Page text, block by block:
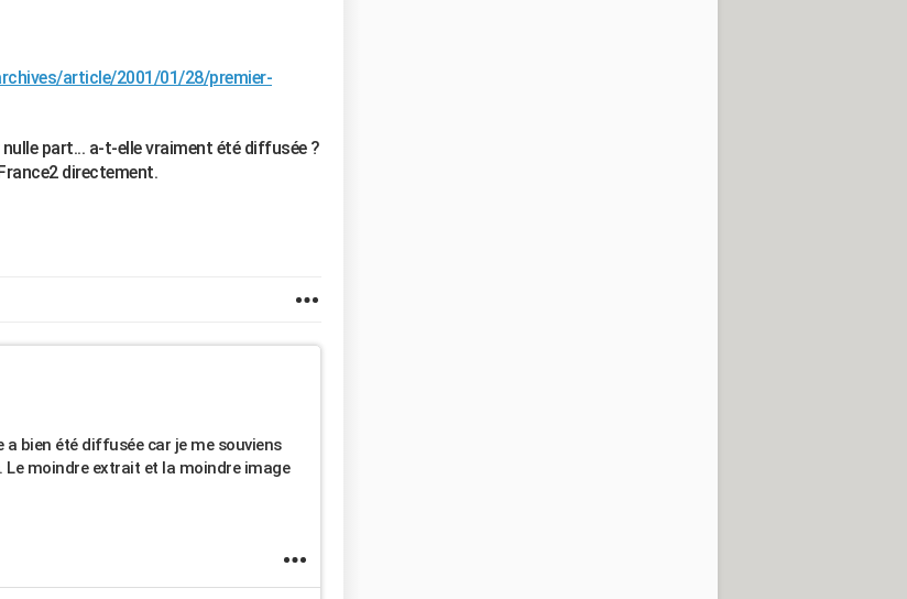
article/2001/01/28/premier-
part... a-t-elle vraiment été diffusée ?
directement.
bien été diffusée car je me souviens
Le moindre extrait et la moindre image